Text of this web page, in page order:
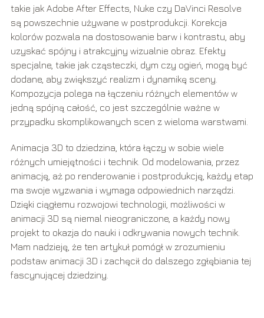
takie jak Adobe After Effects, Nuke czy DaVinci Resolve
są powszechnie używane w postprodukcji. Korekcja
kolorów pozwala na dostosowanie barw i kontrastu, aby
uzyskać spójny i atrakcyjny wizualnie obraz. Efekty
specjalne, takie jak cząsteczki, dym czy ogień, mogą być
dodane, aby zwiększyć realizm i dynamikę sceny.
Kompozycja polega na łączeniu różnych elementów w
jedną spójną całość, co jest szczególnie ważne w
przypadku skomplikowanych scen z wieloma warstwami.
Animacja 3D to dziedzina, która łączy w sobie wiele
różnych umiejętności i technik. Od modelowania, przez
animację, aż po renderowanie i postprodukcję, każdy etap
ma swoje wyzwania i wymaga odpowiednich narzędzi.
Dzięki ciągłemu rozwojowi technologii, możliwości w
animacji 3D są niemal nieograniczone, a każdy nowy
projekt to okazja do nauki i odkrywania nowych technik.
Mam nadzieję, że ten artykuł pomógł w zrozumieniu
podstaw animacji 3D i zachęcił do dalszego zgłębiania tej
fascynującej dziedziny.